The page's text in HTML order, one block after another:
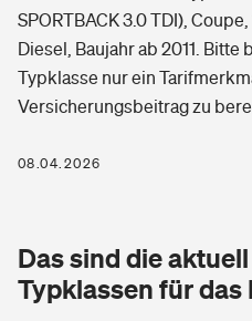
Arbeitsrechtsschutz
Berufshaftpflichtversicherung
Zur Übersicht
Tools
Elementarversicherung
Glasversicherung
Pri­vate Haft­pflicht­
Kinderunfall­ver­si­che­rung
Gesundheit
Private Krankenversicherung
Dread-Disease-Versicherung
SPORTBACK 3.0 TDI),
Diesel, Baujahr ab 2011. Bitte
Typklasse nur ein
Versicherungsbeitrag zu
08.04.2026
Das sind die
Typklassen für das